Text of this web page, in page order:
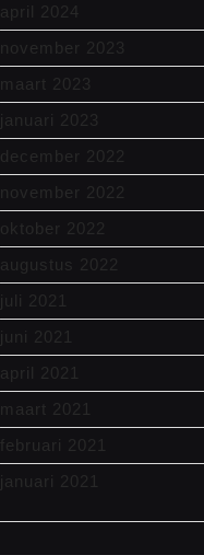
april 2024
november 2023
maart 2023
januari 2023
december 2022
november 2022
oktober 2022
augustus 2022
juli 2021
juni 2021
april 2021
maart 2021
februari 2021
januari 2021